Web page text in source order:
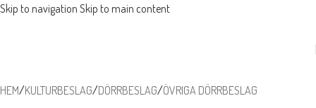
Skip to navigation Skip to main content
HEM/KULTURBESLAG/DÖRRBESLAG/ÖVRIGA DÖRRBESLAG